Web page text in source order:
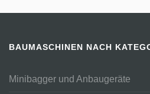
BAUMASCHINEN NACH
Minibagger und Anbaugeräte